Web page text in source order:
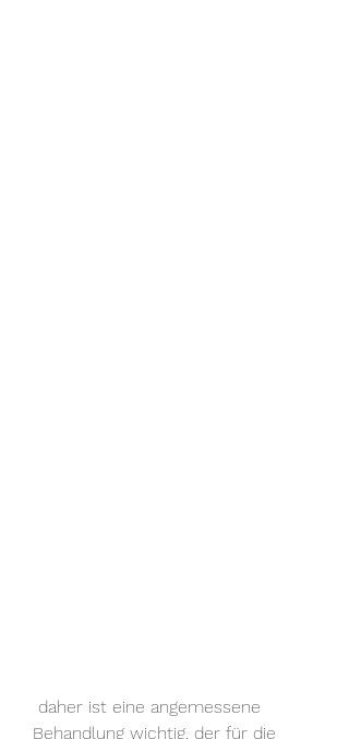
Behandlung wichtig, der für die